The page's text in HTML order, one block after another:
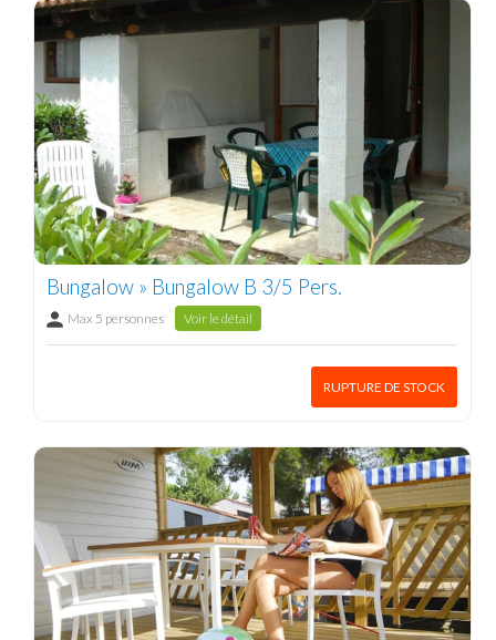
Bungalow » Bungalow B 3/5 Pers.
Max 5 personnes Voir le détail
RUPTURE DE STOCK